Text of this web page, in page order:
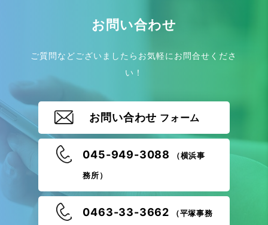
お問い合わせ
ご質問などございましたらお気軽にお問合せくださ
い！
お問い合わせ フォーム
045-949-3088 （横浜事
務所）
0463-33-3662 （平塚事務